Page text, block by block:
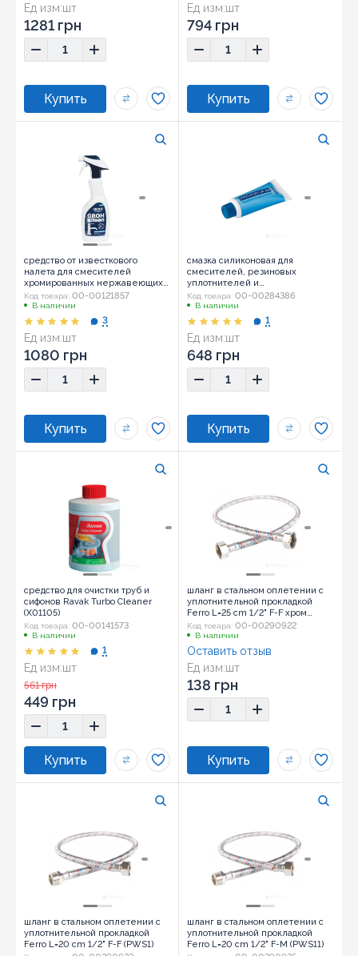
Ед изм:шт
1281 грн
Ед изм:шт
Размер: 4,7x4
794 грн
средство от известкового
налета для смесителей
хромированных нержавеющих
поверхностей Grohe Grohclean
500мл (48166000)
Код товара: 00-00121857
В наличии
Ед изм:шт
3
1080 грн
смазка силиконовая для
смесителей, резиновых
уплотнителей и
сантехнических механизмов
Grohe 25г.(45937000)
Код товара: 00-00284386
В наличии
Ед изм:шт
1
648 грн
средство для очистки труб и
сифонов Ravak Turbo Сleaner
(X01105)
Код товара: 00-00141573
В наличии
Ед изм:шт
1
561 грн
449 грн
шланг в стальном оплетении с
уплотнительной прокладкой
Ferro L=25 cm 1/2" F-F хром
(PWS01)
Код товара: 00-00290922
В наличии
Ед изм:шт
Оставить отзыв
138 грн
шланг в стальном оплетении с
уплотнительной прокладкой
Ferro L=20 cm 1/2" F-F (PWS1)
шланг в стальном оплетении с
уплотнительной прокладкой
Ferro L=20 cm 1/2" F-M (PWS11)